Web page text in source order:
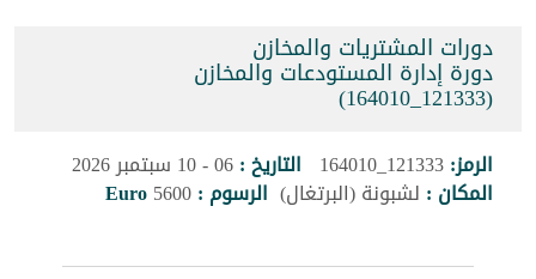
دورات المشتريات والمخازن
دورة إدارة المستودعات والمخازن
(121333_164010)
الرمز:121333_164010 التاريخ :06 - 10 سبتمبر 2026
المكان : لشبونة (البرتغال) الرسوم :5600
Euro